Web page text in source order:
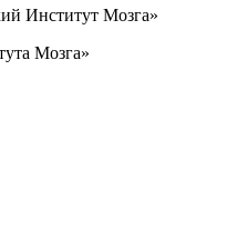
Институт Мозга»
Мозга»